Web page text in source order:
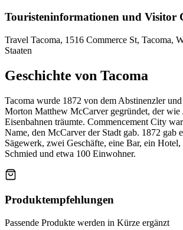
Touristeninformationen und Visitor
Travel Tacoma, 1516 Commerce St, Tacoma,
Staaten
Geschichte von Tacoma
Tacoma wurde 1872 von dem Abstinenzler
Morton Matthew McCarver gegründet, der wie
Eisenbahnen träumte. Commencement City
Name, den McCarver der Stadt gab. 1872 gab
Sägewerk, zwei Geschäfte, eine Bar, ein
Schmied und etwa 100 Einwohner.
Produktempfehlungen
Passende Produkte werden in Kürze ergänzt